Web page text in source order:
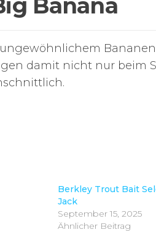
damit nicht nur beim
Berkley Trout Bait
Jack
September 15, 2025
Ähnlicher Beitrag